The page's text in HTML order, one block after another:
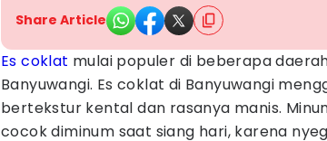
Share Article
Es coklat mulai populer di beberapa
Banyuwangi. Es coklat di Banyuwangi
bertekstur kental dan rasanya manis.
cocok diminum saat siang hari, karena